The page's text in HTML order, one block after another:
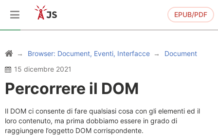
EPUB/PDF
Browser: Document, Eventi, Interfacce
Document
15 dicembre 2021
Percorrere il DOM
Il DOM ci consente di fare qualsiasi cosa con gli elementi ed il
loro contenuto, ma prima dobbiamo essere in grado di
raggiungere l’oggetto DOM corrispondente.